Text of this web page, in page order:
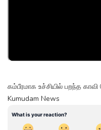
கம்பீரமாக உச்சியில் பறந்த
Kumudam News